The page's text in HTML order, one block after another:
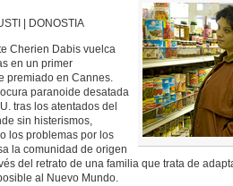
| DONOSTIA
Cherien Dabis vuelca
en un primer
premiado en Cannes.
paranoide desatada
tras los atentados del
sin histerismos,
los problemas por los
la comunidad de origen
del retrato de una familia que trata de
al Nuevo Mundo.